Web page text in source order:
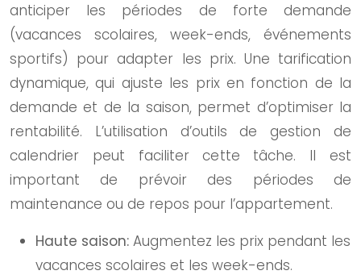
anticiper les périodes de forte demande
(vacances scolaires, week-ends, événements
sportifs) pour adapter les prix. Une tarification
dynamique, qui ajuste les prix en fonction de la
demande et de la saison, permet d’optimiser la
rentabilité. L’utilisation d’outils de gestion de
calendrier peut faciliter cette tâche. Il est
important de prévoir des périodes de
maintenance ou de repos pour l’appartement.
Haute saison: Augmentez les prix pendant les
vacances scolaires et les week-ends.